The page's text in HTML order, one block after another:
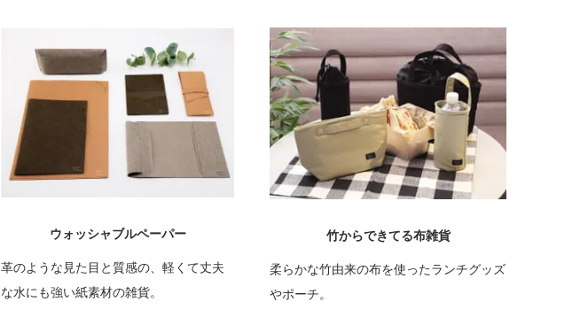
ウォッシャブルペーパー
革のような見た目と質感の、軽くて丈夫
な水にも強い紙素材の雑貨。
竹からできてる布雑貨
柔らかな竹由来の布を使ったランチグッズ
やポーチ。